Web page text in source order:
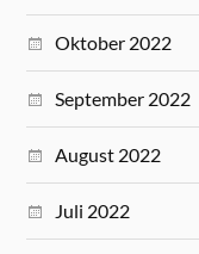
Oktober 2022
September 2022
August 2022
Juli 2022